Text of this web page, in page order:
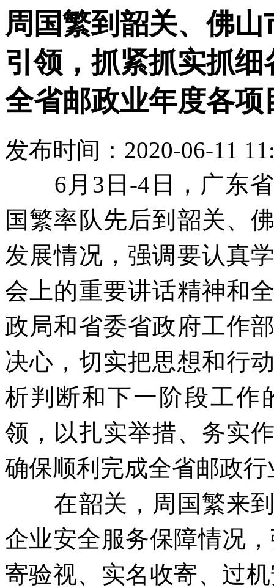
周国繁到韶关、佛
引领，抓紧抓实抓
全省邮政业年度各项
发布时间：2020-06-11
6月3日-4日，广东
国繁率队先后到韶关、
发展情况， 强调要认真
会上的重要讲话精神和
政局和省委省政府工作
决心，切实把思想和行
析判断和下一阶段工作
领，以扎实举措、务实
确保顺利完成全省邮政
在韶关，周国繁来
企业安全服务保障情况
寄验视、实名收寄、过